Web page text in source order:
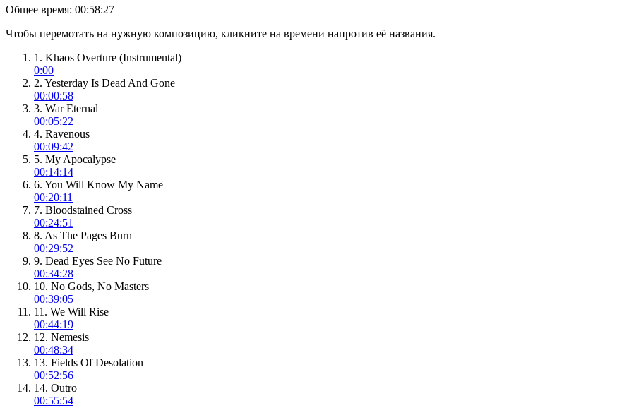
Общее время: 00:58:27
Чтобы перемотать на нужную композицию, кликните на времени напротив её названия.
1. Khaos Overture (Instrumental)
0:00
2. Yesterday Is Dead And Gone
00:00:58
3. War Eternal
00:05:22
4. Ravenous
00:09:42
5. My Apocalypse
00:14:14
6. You Will Know My Name
00:20:11
7. Bloodstained Cross
00:24:51
8. As The Pages Burn
00:29:52
9. Dead Eyes See No Future
00:34:28
10. No Gods, No Masters
00:39:05
11. We Will Rise
00:44:19
12. Nemesis
00:48:34
13. Fields Of Desolation
00:52:56
14. Outro
00:55:54